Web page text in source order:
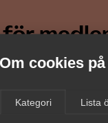
Om cookies
Kategori Lista